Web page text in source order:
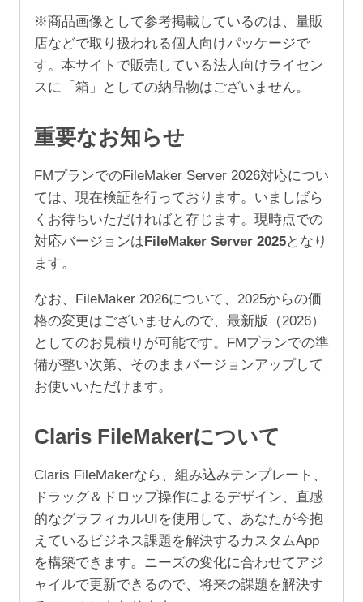
続
ラ
イ
セ
ス
追
加
3
年
（10-
24
ー
ザ）
個
※商品画像として参考掲載しているのは、量販
店などで取り扱われる個人向けパッケージで
す。本サイトで販売している法人向けライセン
スに「箱」としての納品物はございません。
重要なお知らせ
FMプランでのFileMaker Server 2026対応につい
ては、現在検証を行っております。いましばら
くお待ちいただければと存じます。現時点での
対応バージョンは FileMaker Server 2025となり
ます。
なお、FileMaker 2026について、2025からの価
格の変更はございませんので、最新版（2026）
としてのお見積りが可能です。FMプランでの準
備が整い次第、そのままバージョンアップして
お使いいただけます。
Claris FileMakerについて
Claris FileMakerなら、組み込みテンプレート、
ドラッグ＆ドロップ操作によるデザイン、直感
的なグラフィカルUIを使用して、あなたが今抱
えているビジネス課題を解決するカスタムApp
を構築できます。ニーズの変化に合わせてアジ
ャイルで更新できるので、将来の課題を解決す